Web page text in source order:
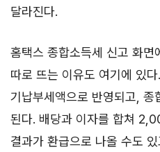
달라진다.
홈택스 종합소득세 신고 화면
따로 뜨는 이유도 여기에 있
기납부세액으로 반영되고,
된다. 배당과 이자를 합쳐
결과가 환급으로 나올 수도